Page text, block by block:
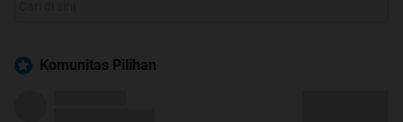
Komunitas Pilihan